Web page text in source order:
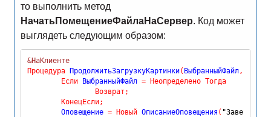
то выполнить метод
НачатьПомещениеФайлаНаСервер. Код может
выглядеть следующим образом:
&НаКлиенте
Процедура ПродолжитьЗагрузкуКартинки( ВыбранныйФайл,
Если ВыбранныйФайл = Неопределено Тогда
Возврат ;
КонецЕсли;
	Оповещение
= Новый ОписаниеОповещения (